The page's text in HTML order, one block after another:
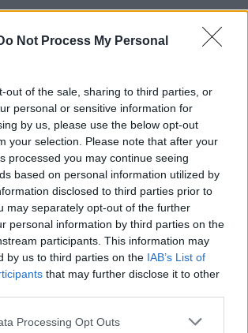
Not Process My Personal
out of the sale, sharing to third parties, or
personal or sensitive information for
by us, please use the below opt-out
your selection. Please note that after your
processed you may continue seeing
based on personal information utilized by
disclosed to third parties prior to
may separately opt-out of the further
personal information by third parties on the
participants. This information may
by us to third parties on the IAB’s List of
that may further disclose it to other
Processing Opt Outs
időjárás Óránkénti előrejelzés
30/60/90 napos előrejelzés
figyelmeztetések Orvosmeteorológia
Hőtérkép Páratartalom
Radar Hójelentés
Holdnaptár Receptek
Mikor? Légnyomás